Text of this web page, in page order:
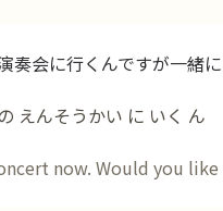
奏会に行くんですが一緒に
えんそうかい に いく ん
now. Would you like